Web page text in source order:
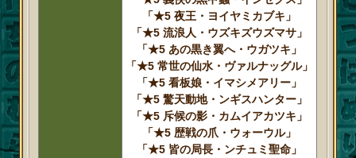
「★5 夜王・ヨイヤミカブキ」
「★5 流浪人・ウズキズウズマサ」
「★5 あの黒き翼へ・ウガツキ」
「★5 常世の仙水・ヴァルナッグル」
「★5 看板娘・イマシメアリー」
「★5 驚天動地・ンギスハンター」
「★5 斥候の影・カムイアカツキ」
「★5 歴戦の爪・ウォーウル」
「★5 皆の局長・ンチュミ聖命」